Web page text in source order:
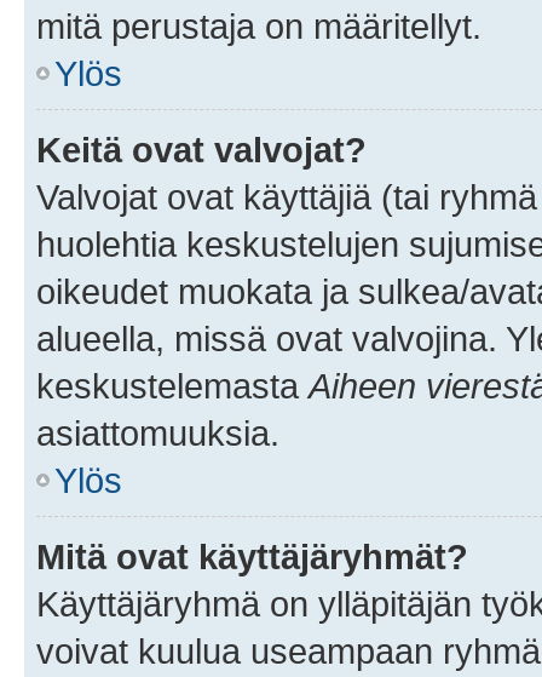
mitä perustaja on määritellyt.
Ylös
Keitä ovat valvojat?
Valvojat ovat käyttäjiä (tai
huolehtia keskustelujen
oikeudet muokata ja sulkea/
alueella, missä ovat valvojina.
keskustelemasta Aiheen
asiattomuuksia.
Ylös
Mitä ovat käyttäjäryhmät?
Käyttäjäryhmä on ylläpitäjän
voivat kuulua useampaan